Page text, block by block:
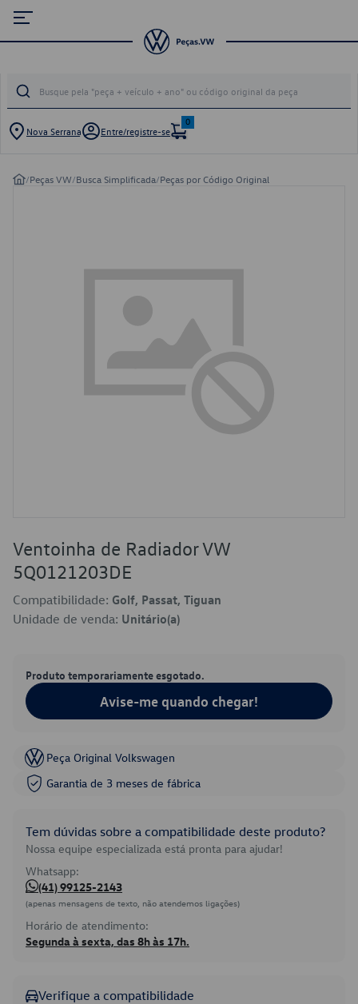
Nova Serrana Entre/registre-se
0
/Peças VW/Busca Simplificada/Peças por Código Original
Ventoinha de Radiador VW
5Q0121203DE
Compatibilidade: Golf, Passat, Tiguan
Unidade de venda: Unitário(a)
Produto temporariamente esgotado.
Avise-me quando chegar!
Peça Original Volkswagen
Garantia de 3 meses de fábrica
Tem dúvidas sobre a compatibilidade deste produto?
Nossa equipe especializada está pronta para ajudar!
Whatsapp:
(41) 99125-2143
(apenas mensagens de texto, não atendemos ligações)
Horário de atendimento:
Segunda à sexta, das 8h às 17h.
Verifique a compatibilidade